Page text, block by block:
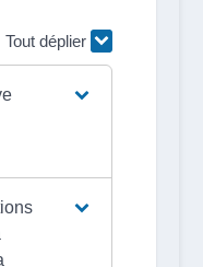
Tout déplier